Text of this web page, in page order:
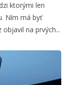
ktorými len
Ním má byť
na prvých...